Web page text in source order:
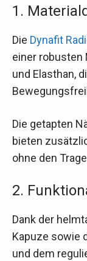
1.
Die Dynafit
einer robusten
und Elasthan,
Die getapten
bieten
ohne den
2.
Dank der
Kapuze sowie
und dem